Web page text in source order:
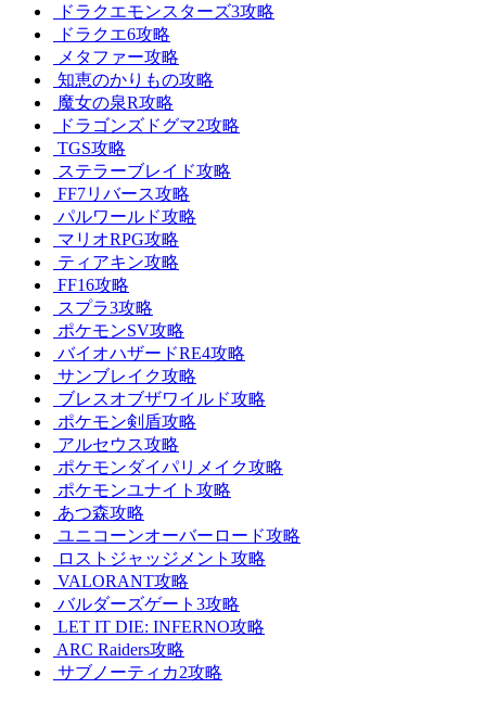
ドラクエモンスターズ3攻略
ドラクエ6攻略
メタファー攻略
知恵のかりもの攻略
魔女の泉R攻略
ドラゴンズドグマ2攻略
TGS攻略
ステラーブレイド攻略
FF7リバース攻略
パルワールド攻略
マリオRPG攻略
ティアキン攻略
FF16攻略
スプラ3攻略
ポケモンSV攻略
バイオハザードRE4攻略
サンブレイク攻略
ブレスオブザワイルド攻略
ポケモン剣盾攻略
アルセウス攻略
ポケモンダイパリメイク攻略
ポケモンユナイト攻略
あつ森攻略
ユニコーンオーバーロード攻略
ロストジャッジメント攻略
VALORANT攻略
バルダーズゲート3攻略
LET IT DIE: INFERNO攻略
ARC Raiders攻略
サブノーティカ2攻略